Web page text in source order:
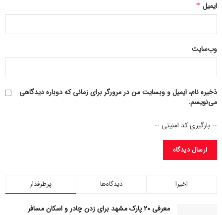
ایمیل*
وب‌سایت
ذخیره نام، ایمیل و وبسایت من در مرورگر برای زمانی که دوباره دیدگاهی
می‌نویسم.
-- بارگیری کد امنیتی --
پرطرفدار دیدگاه‌ها اخیرا
معرفی ۲۰ پارک مشهد برای زدن چادر و اسکان مسافر